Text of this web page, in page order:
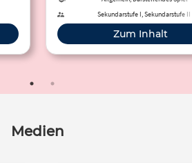
geschrieben hatte: die des
des Gauklers.
Sekundarstufe I, Sekundarstufe II
Zum Inhalt
Medien